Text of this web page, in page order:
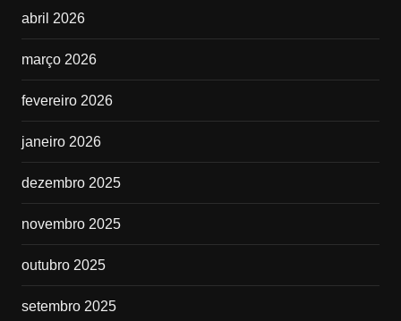
abril 2026
março 2026
fevereiro 2026
janeiro 2026
dezembro 2025
novembro 2025
outubro 2025
setembro 2025